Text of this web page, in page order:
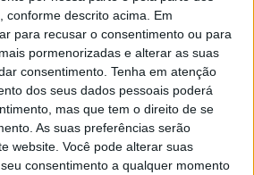
conforme descrito acima. Em
para recusar o consentimento ou para
pormenorizadas e alterar as suas
consentimento. Tenha em atenção
dos seus dados pessoais poderá
mas que tem o direito de se
As suas preferências serão
website. Você pode alterar suas
consentimento a qualquer momento
dia 30.
para ouvir na Estação Diária – 96.8
Pub